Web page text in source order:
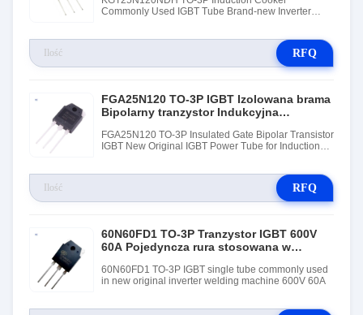
Commonly Used IGBT Tube Brand-new Inverter
RFQ
FGA25N120 TO-3P IGBT Izolowana brama
Bipolarny tranzystor Indukcyjna
FGA25N120 TO-3P Insulated Gate Bipolar Transistor
IGBT New Original IGBT Power Tube for Induction
RFQ
60N60FD1 TO-3P Tranzystor IGBT 600V
60A Pojedyncza rura stosowana w
60N60FD1 TO-3P IGBT single tube commonly used
in new original inverter welding machine 600V 60A